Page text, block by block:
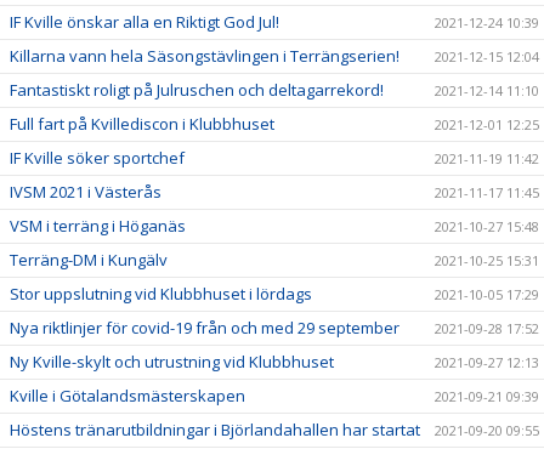
IF Kville önskar alla en Riktigt God Jul! 2021-12-24 10:39
Killarna vann hela Säsongstävlingen i Terrängserien! 2021-12-15 12:04
Fantastiskt roligt på Julruschen och deltagarrekord! 2021-12-14 11:10
Full fart på Kvillediscon i Klubbhuset 2021-12-01 12:25
IF Kville söker sportchef 2021-11-19 11:42
IVSM 2021 i Västerås 2021-11-17 11:45
VSM i terräng i Höganäs 2021-10-27 15:48
Terräng-DM i Kungälv 2021-10-25 15:31
Stor uppslutning vid Klubbhuset i lördags 2021-10-05 17:29
Nya riktlinjer för covid-19 från och med 29 september 2021-09-28 17:52
Ny Kville-skylt och utrustning vid Klubbhuset 2021-09-27 12:13
Kville i Götalandsmästerskapen 2021-09-21 09:39
Höstens tränarutbildningar i Björlandahallen har startat 2021-09-20 09:55